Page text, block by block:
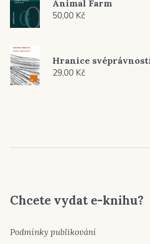
Animal Farm
50,00 Kč
Hranice
29,00 Kč
Chcete vydat e-knihu?
Podmínky publikování